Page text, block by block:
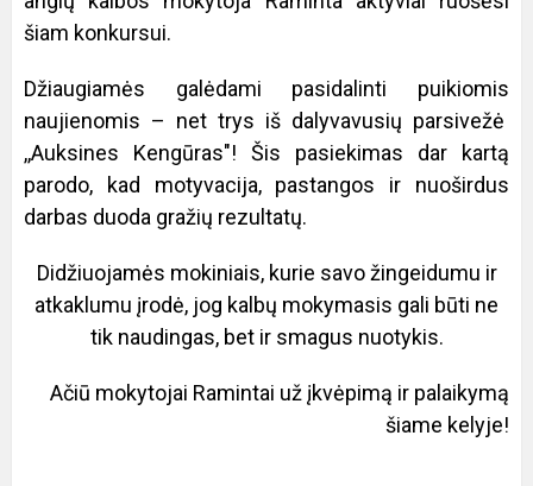
šiam konkursui.
Džiaugiamės galėdami pasidalinti puikiomis
naujienomis – net trys iš dalyvavusių parsivežė
,,Auksines Kengūras"! Šis pasiekimas dar kartą
parodo, kad motyvacija, pastangos ir nuoširdus
darbas duoda gražių rezultatų.
Didžiuojamės mokiniais, kurie savo žingeidumu ir
atkaklumu įrodė, jog kalbų mokymasis gali būti ne
tik naudingas, bet ir smagus nuotykis.
Ačiū mokytojai Ramintai už įkvėpimą ir palaikymą
šiame kelyje!